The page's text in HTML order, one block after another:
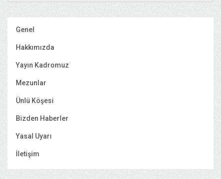
Genel
Hakkımızda
Yayın Kadromuz
Mezunlar
Ünlü Köşesi
Bizden Haberler
Yasal Uyarı
İletişim